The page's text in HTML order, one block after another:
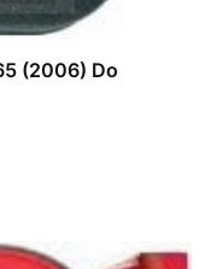
(2006) Do